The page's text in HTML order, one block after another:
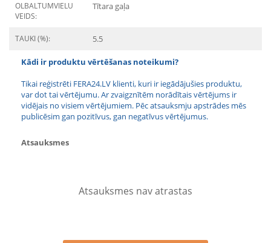
OLBALTUMVIELU
VEIDS:
Tītara gaļa
TAUKI (%): 5.5
Kādi ir produktu vērtēšanas noteikumi?
Tikai reģistrēti FERA24.LV klienti, kuri ir iegādājušies produktu,
var dot tai vērtējumu. Ar zvaigznītēm norādītais vērtējums ir
vidējais no visiem vērtējumiem. Pēc atsauksmju apstrādes mēs
publicēsim gan pozitīvus, gan negatīvus vērtējumus.
Atsauksmes
Atsauksmes nav atrastas